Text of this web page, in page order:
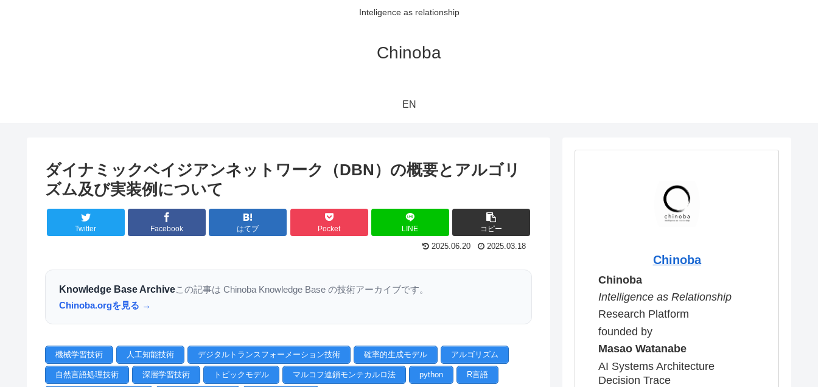
Inteligence as relationship
Chinoba
EN
ダイナミックベイジアンネットワーク（DBN）の概要とアルゴリ
ズム及び実装例について
Twitter Facebook はてブ Pocket LINE コピー
2025.06.20 2025.03.18
Knowledge Base Archiveこの記事は Chinoba Knowledge Base の技術アーカイブです。
Chinoba.orgを見る →
機械学習技術 人工知能技術 デジタルトランスフォーメーション技術 確率的生成モデル アルゴリズム
自然言語処理技術 深層学習技術 トピックモデル マルコフ連鎖モンテカルロ法 python R言語
Chinoba
Chinoba
Intelligence as Relationship
Research Platform
founded by
Masao Watanabe
AI Systems Architecture
Decision Trace